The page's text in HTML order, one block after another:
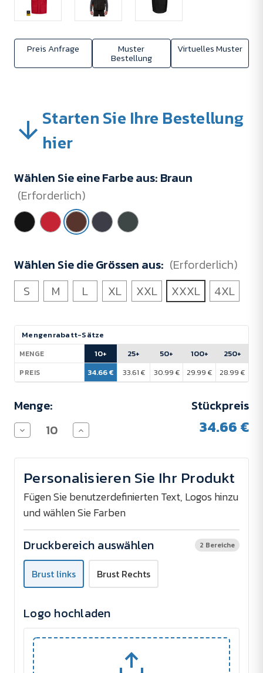
Preis Anfrage Muster
Bestellung
Virtuelles Muster
Starten Sie Ihre Bestellung
hier
Wählen Sie eine Farbe aus: Braun
(Erforderlich)
Wählen Sie die Grössen aus: (Erforderlich)
S
M L XL XXL XXXL 4XL
Aktueller
Lagerbestand:
Mengenrabatt-Sätze
MENGE
PREIS
10+
34.66 €
25+
33.61 €
50+
30.99 €
100+
29.99 €
250+
28.99 €
Menge:
Menge
von
Expert
Arbeitsweste
200
g/m²
bestickt
Menge
von
Expert
Arbeitsweste
200
g/m²
-
bestickt
Stückpreis
34.66 €
Personalisieren Sie Ihr Produkt
Fügen Sie benutzerdefinierten Text, Logos hinzu
und wählen Sie Farben
Druckbereich auswählen 2 Bereiche
Brust links Brust Rechts
Logo hochladen